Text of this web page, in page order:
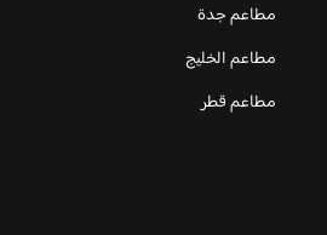
مطاعم جدة
مطاعم الخليج
مطاعم قطر